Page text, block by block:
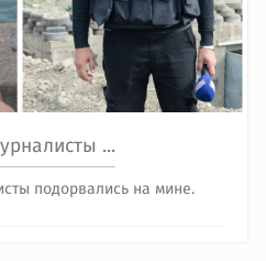
...
подорвались на мине.